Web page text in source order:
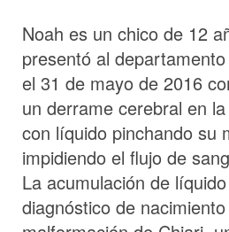
Noah es un chico de 12
presentó al
el 31 de mayo de 2016
un derrame cerebral en
con líquido pinchando su
impidiendo el flujo de
La acumulación de
diagnóstico de